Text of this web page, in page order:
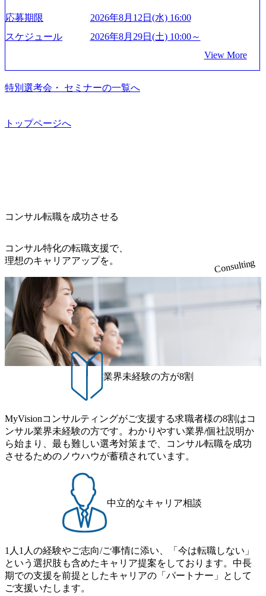
模基幹システムにおける最上流のPoC(概念実証)支援から構
想策定、開発マネジメント支援までを一気通貫で担当して
います。 生成AIなどの最新技術とシステムを活用し、顧客
の業務革新と効率化の実現に貢献します。 ＜PL/PM＞ 顧客
の要望を深くヒアリングし、企画構想からアジャイル開発
による開発支援までを一気通貫で推進していただきます。
プロジェクト提案・推進の中核として、企画・要件定義か
流での現状分析、顧客ヒアリング、戦略策定、技術選定、
ルティング領域)から参画いただきます。 課題選定から顧客
だきます。 アジャイル開発を通じて顧客の要望や提案を柔
軟に取り入れながら改善サイクルを回すため、ご自身の提
案がサービスに直接反映されやすく、高い貢献度を実感で
きます。 ● 勤務地 東京都渋谷区渋谷3丁目6-7 渋谷金王タワ
ー 事業所内禁煙(入居する施設に喫煙専用室あり) ・就業規
則により就業時間内の喫煙を全面的に禁止 ・禁煙サポート
制度あり オンライン ● 必須要件 以下いずれかのご経験をお
持ちの方 ・システム・ソフトウェア開発経験3年以上 ・要
件定義～基本設計など上流経験2年以上 ・PMO経験2年以上
● 歓迎要件 ・要件定義から詳細設計までのいずれかの上流
工程の経験 ・サブリーダー以上のマネジメント経験 ・お客
様との折衝経験、交渉経験 ・組織課題に対して主体的に業
務改善に取り組まれたご経験 ・アジャイル/スクラムへの興
で主体的に動ける方 ・年齢にこだわらず、アドバイスを素
直に受け取れる方 ・推進力のある方
る 日本では2.3万人以上の従業員を擁しており(会計系BIG4
を上回る規模感)、営業利益率も約15％と驚異的な数字とな
を遂げていることから、今後も高い成長が見込まれる 多く
の技術者を抱えており、アビームコンサルティングに続い
て日本国内2番目にSAP認定コンサルタント制度の有資格者
数が多く、特にIT領域に強みを持つ グローバルのポジショ
ーケットプレイス」が存在し、本ツールを活用で上司の引
職率も21.8%（2023年12月時点）とフレキシブルな働き方を
③12時開始 2026年8月10日(月) 16:00 各回50分程度を想定 オ
ンライン 書類選考通過者
96dc8f2-7d54-42b9-a7ae-8c532c52d3d8_1200x678.webp アビー
ムコンサルティング会社資料 (https://www.abeam.com/content/
dam/abeam/jp/ja/about/company/ABeamConsultingCompanyProfil
e_jpn_4.pdf) 『SAP AWARD OF EXCELLENCE 2024』にお
ルティング、社員の健康改善を支援 食事・睡眠など可視
w.businessinsider.jp/post-283587) アサヒグループホールディン
ンサルティング会社となり、今後も成長性が大きくみられ
社時に10日間の間みっちりとコンサルの基礎を支援)を魅力
に感じ、他Big4ではなくアビームを選ぶ方も多数 アビーム
といえばSAPをはじめとしたシステム、とイメージされる
こともあるが実態としては経営戦略策定や新規事業立案な
どのトップラインを上げるための戦略案件も多く存在 特に
スポーツ&エンターテイメント領域ではBig4に先んじて注力
し、業界内で大きな存在感を誇る 社員の多様化する生活ス
タイルやライフイベントに対応した働きやすい職場環境を
実現するため、さまざまなサポート制度を導入している 多
文化理解や女性の活躍推進などの取り組み、また、フレッ
クス制度やフリーロケーション制度、フルリモート制度な
どの多様な働き方をサポートする制度が整備されている 202
6年8月23日(日) 9:00～18:00終了 2026年8月12日(水) 16:00 202
6年8月23日(日)にSustainable SCM SU 1day選考会を開催いた
します。 当SUは「GlobalでのSCM構築」や「物流・調達コ
ストの構造改革」といった伝統的なテーマに留まらずクラ
イアントがこれから取組むべき「グリーントランスフォー
った社会課題やテーマに対して、グローバル知見と最新の
事例などを基に企業の構造改革と社会価値の創造の取り組
みを行うプロフェッショナルチームです。 今回1day選考対
象となるポジションは下記となります。 ・コンサルタント
(調達改革・設備O&M)【SCS SU】 ・コンサルタント(ECM/
流改革/需給プロセス改革)【SSC SU】 ・SCM/ECMデータ・
プロセス分析・AI活用_Sustainable SCM Strategy Unit(Strategy
Consultant職)≪東京・大阪≫ ・コンサルタント(SCS SUオー
プンポジション)【SCS SU】 ※当日は全体での会社説明な
アントにお届けするのは単なるレポートではなく、『結
果』である。」この原則のもと、ベインは1973年に創業さ
れた。クライアントが不確かな未来の中、競争に勝てるよ
に、提言を具体的な行動に落とし込んでいる。 徹底した
「結果主義」を標榜。クライアントのフルポテンシャル実
現を目標に、具体的に目に見える成果を出すことを信条と
（真北）という言葉がよくつかわれる。針が少し東に傾い
外オフィスへのトランスファー制度などが充実している。
東京オフィスに来るグローバルメンバーも多く、グローバ
れており、これまで多くのNPO・NGOなどの非営利団体に
無償でコンサルティングを提供している。 2026年8月29日
(土) の対面Kick-offイベントを皮切りに1か月程度のプログラ
ム ※初回プログラム : 8月29日(土)10:00～13:30 2026年8月12
日(水) 16:00 Bain & Company Tokyoでは、「Tokyo Be Bold Pr
ogram (女性候補者向け選考支援プログラム)」を実施いたし
ます。クライアントに斬新なソリューションを提供し、複
雑な経営課題を解決するために、チームのダイバーシティ
は欠かせません。是非、ユニークな視点と高い志を持つ女
性の皆様に多数ご参画頂きたいと考え、プログラムを開催
性はどのように活躍をしているのか」、「ケース面接の経
験がなく対策の仕方が知りたい」などのお声をたくさんい
食事などのカジュアルな交流、実際のプロジェクトのケー
ススタディ、1対1の模擬面接等、複数のセッションを約1か
月の期間に渡り行い、選考にご参加いただきます。コンサ
ルタント未経験の方でも、戦略コンサルタントの具体的な
仕事内容からお話をさせていただきますので、戦略コンサ
ルティングにご興味をお持ちの方は、この機会にぜひご応
にはWebテストを8月20日までに受験いただきます ・8月21
日までにプログラム参加者をご案内します ・初回プログラ
ム : 8月29日(土)10:00～13:30 @ベイン東京オフィス(六本木)
・プログラム期間中はコンサルタントとの食事会、プロジ
ェクトのご紹介、ケースワークショップなどを実施します
・10月17日(土)開催の選考会にて採用面接を実施する予定で
す ※ご都合が合わない方は別途調整いたします 初回プロ
応募期限
2026年8月12日(水) 16:00
スケジュール
2026年8月29日(土) 10:00～
View More
特別選考会・ セミナーの一覧へ
トップページへ
コンサル転職を成功させる
コンサル特化の転職支援で、
理想のキャリアアップを。
Consulting
業界未経験の方が8割
MyVisionコンサルティングがご支援する求職者様の8割はコ
ンサル業界未経験の方です。わかりやすい業界/個社説明か
ら始まり、最も難しい選考対策まで、コンサル転職を成功
させるためのノウハウが蓄積されています。
中立的なキャリア相談
1人1人の経験やご志向/ご事情に添い、「今は転職しない」
という選択肢も含めたキャリア提案をしております。中長
期での支援を前提としたキャリアの「パートナー」として
ご支援いたします。